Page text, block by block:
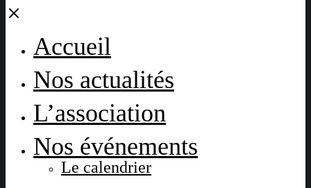
Close
Accueil
Nos actualités
L’association
Nos événements
Le calendrier